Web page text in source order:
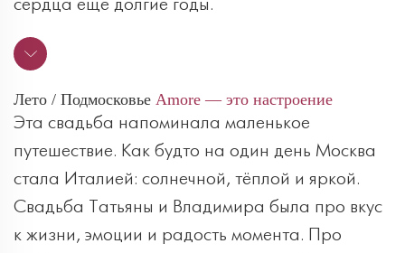
сердца еще долгие годы.
Лето / Подмосковье Amore — это настроение
Эта свадьба напоминала маленькое
путешествие. Как будто на один день Москва
стала Италией: солнечной, тёплой и яркой.
Свадьба Татьяны и Владимира была про вкус
к жизни, эмоции и радость момента. Про